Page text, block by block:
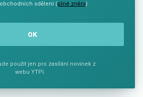
sdělení (plné znění)
použit jen pro zasílání novinek z
webu YTPI.